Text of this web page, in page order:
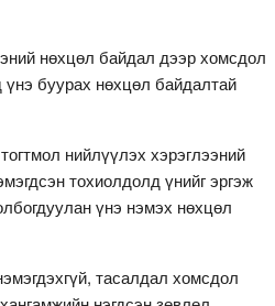
нөхцөл байдал дээр хомсдол
үнэ буурах нөхцөл байдалтай
нийлүүлэх хэрэглээний
тохиолдолд үнийг эргэж
үнэ нэмэх нөхцөл
тасалдал хомсдол